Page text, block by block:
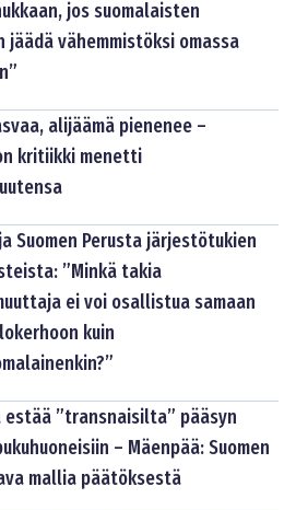
jos suomalaisten
jäädä vähemmistöksi omassa
alijäämä pienenee –
kritiikki menetti
Suomen Perusta järjestötukien
”Minkä takia
ei voi osallistua samaan
kuin
estää ”transnaisilta” pääsyn
– Mäenpää: Suomen
mallia päätöksestä